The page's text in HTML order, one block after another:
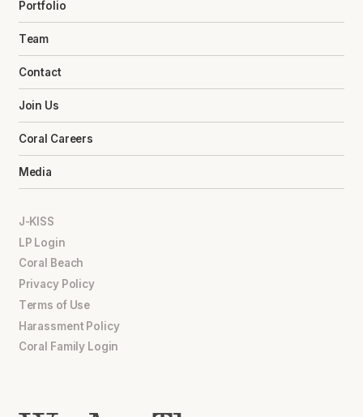
Portfolio
Team
Contact
Join Us
Coral Careers
Media
J-KISS
LP Login
Coral Beach
Privacy Policy
Terms of Use
Harassment Policy
Coral Family Login